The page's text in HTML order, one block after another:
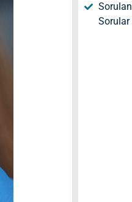
Sorulan
Sorular